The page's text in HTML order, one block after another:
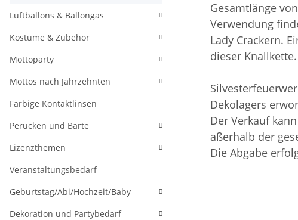
Gesamtlänge
Verwendung
Lady Crackern.
dieser Knallkette.
Dekolagers
Der Verkauf
aßerhalb der
Die Abgabe
Luftballons & Ballongas
Kostüme & Zubehör
Mottoparty
Mottos nach Jahrzehnten
Farbige Kontaktlinsen
Perücken und Bärte
Lizenzthemen
Veranstaltungsbedarf
Geburtstag/Abi/Hochzeit/Baby
Dekoration und Partybedarf